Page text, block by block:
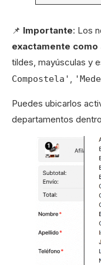
📌 Importante: Los
exactamente
tildes, mayúsculas y
Compostela'
Puedes ubicarlos
departamentos